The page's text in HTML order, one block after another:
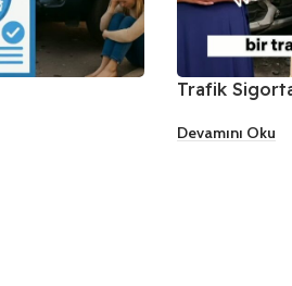
Trafik
Devamını Oku